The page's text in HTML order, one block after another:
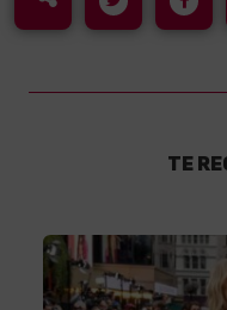
TE